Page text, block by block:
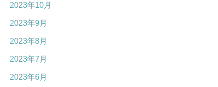
2023年10月
2023年9月
2023年8月
2023年7月
2023年6月